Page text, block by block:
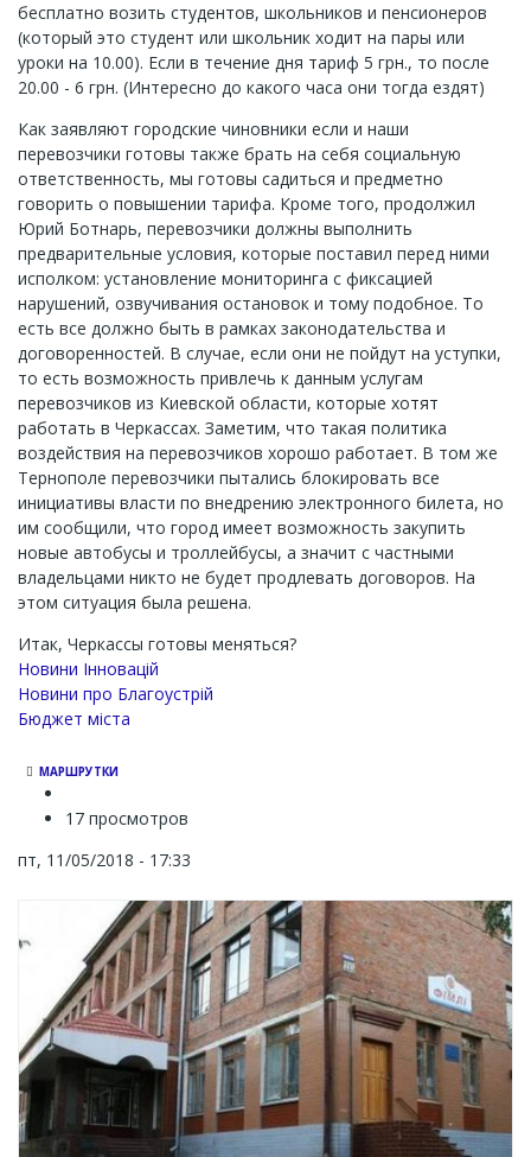
бесплатно возить студентов, школьников и пенсионеров
(который это студент или школьник ходит на пары или
уроки на 10.00). Если в течение дня тариф 5 грн., то после
20.00 - 6 грн. (Интересно до какого часа они тогда ездят)
Как заявляют городские чиновники если и наши
перевозчики готовы также брать на себя социальную
ответственность, мы готовы садиться и предметно
говорить о повышении тарифа. Кроме того, продолжил
Юрий Ботнарь, перевозчики должны выполнить
предварительные условия, которые поставил перед ними
исполком: установление мониторинга с фиксацией
нарушений, озвучивания остановок и тому подобное. То
есть все должно быть в рамках законодательства и
договоренностей. В случае, если они не пойдут на уступки,
то есть возможность привлечь к данным услугам
перевозчиков из Киевской области, которые хотят
работать в Черкассах. Заметим, что такая политика
воздействия на перевозчиков хорошо работает. В том же
Тернополе перевозчики пытались блокировать все
инициативы власти по внедрению электронного билета, но
им сообщили, что город имеет возможность закупить
новые автобусы и троллейбусы, а значит с частными
владельцами никто не будет продлевать договоров. На
этом ситуация была решена.
Итак, Черкассы готовы меняться?
Новини Інновацій
Новини про Благоустрій
Бюджет міста
МАРШРУТКИ
17 просмотров
пт, 11/05/2018 - 17:33